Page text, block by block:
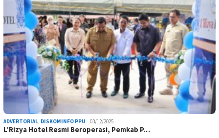
ADVERTORIAL, DISKOMINFO PPU 03/12/2025
L’Rizya Hotel Resmi Beroperasi, Pemkab P…